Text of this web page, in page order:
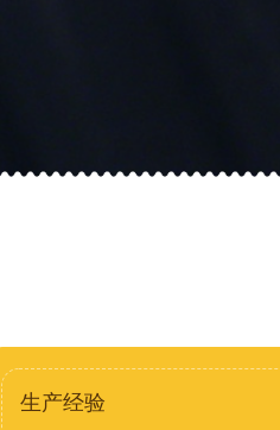
生产经验